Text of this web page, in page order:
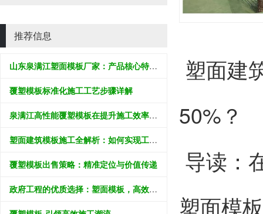
推荐信息
山东泉满江塑面模板厂家：产品核心特性与工程应用解析
覆塑模板标准化施工工艺步骤详解
泉满江高性能覆塑模板在提升施工效率中的应用价值分析
塑面建筑模板施工全解析：如何实现工程质效双提升50%？
覆塑模板出售策略：精准定位与价值传递
政府工程的优质选择：塑面模板，高效推进民生建设
塑面建
50%？
导读：
塑面模板